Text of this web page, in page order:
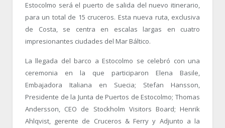
Estocolmo será el puerto de salida del nuevo itinerario,
para un total de 15 cruceros. Esta nueva ruta, exclusiva
de Costa, se centra en escalas largas en cuatro
impresionantes ciudades del Mar Báltico.
La llegada del barco a Estocolmo se celebró con una
ceremonia en la que participaron Elena Basile,
Embajadora Italiana en Suecia; Stefan Hansson,
Presidente de la Junta de Puertos de Estocolmo; Thomas
Andersson, CEO de Stockholm Visitors Board; Henrik
Ahlqvist, gerente de Cruceros & Ferry y Adjunto a la